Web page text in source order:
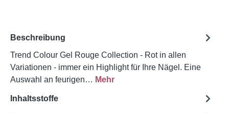
Beschreibung
Trend Colour Gel Rouge Collection - Rot in allen
Variationen - immer ein Highlight für Ihre Nägel. Eine
Auswahl an feurigen… Mehr
Inhaltsstoffe